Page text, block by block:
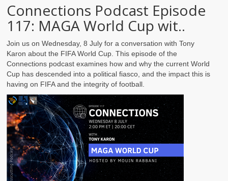
Connections Podcast Episode
117: MAGA World Cup wit..
Join us on Wednesday, 8 July for a conversation with Tony
Karon about the FIFA World Cup. This episode of the
Connections podcast examines how and why the current World
Cup has descended into a political fiasco, and the impact this is
having on FIFA and the integrity of football.